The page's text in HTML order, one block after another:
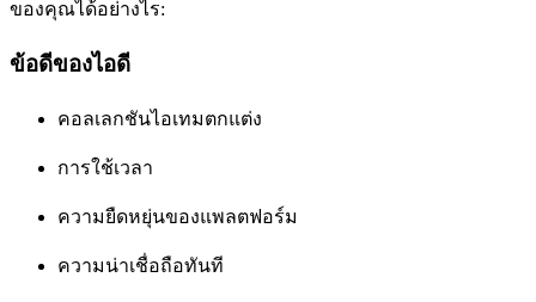
ของคุณได้อย่างไร:
ข้อดีของไอดี
คอลเลกชันไอเทมตกแต่ง
การใช้เวลา
ความยืดหยุ่นของแพลตฟอร์ม
ความน่าเชื่อถือทันที